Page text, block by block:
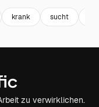
krank sucht
zu verwirklichen.